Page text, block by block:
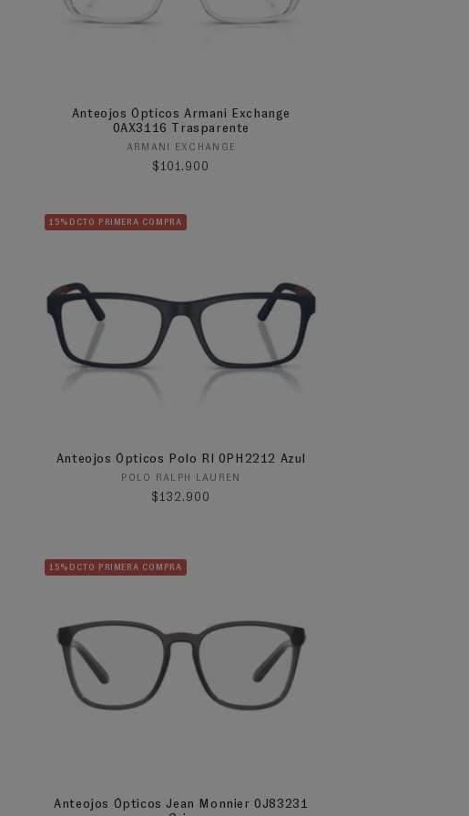
Anteojos Ópticos Armani Exchange
0AX3116 Trasparente
Proveedor:
ARMANI EXCHANGE
Precio habitual
$101.900
15%DCTO PRIMERA COMPRA
Anteojos Ópticos Polo Rl 0PH2212 Azul
Proveedor:
POLO RALPH LAUREN
Precio habitual
$132.900
15%DCTO PRIMERA COMPRA
Anteojos Ópticos Jean Monnier 0J83231